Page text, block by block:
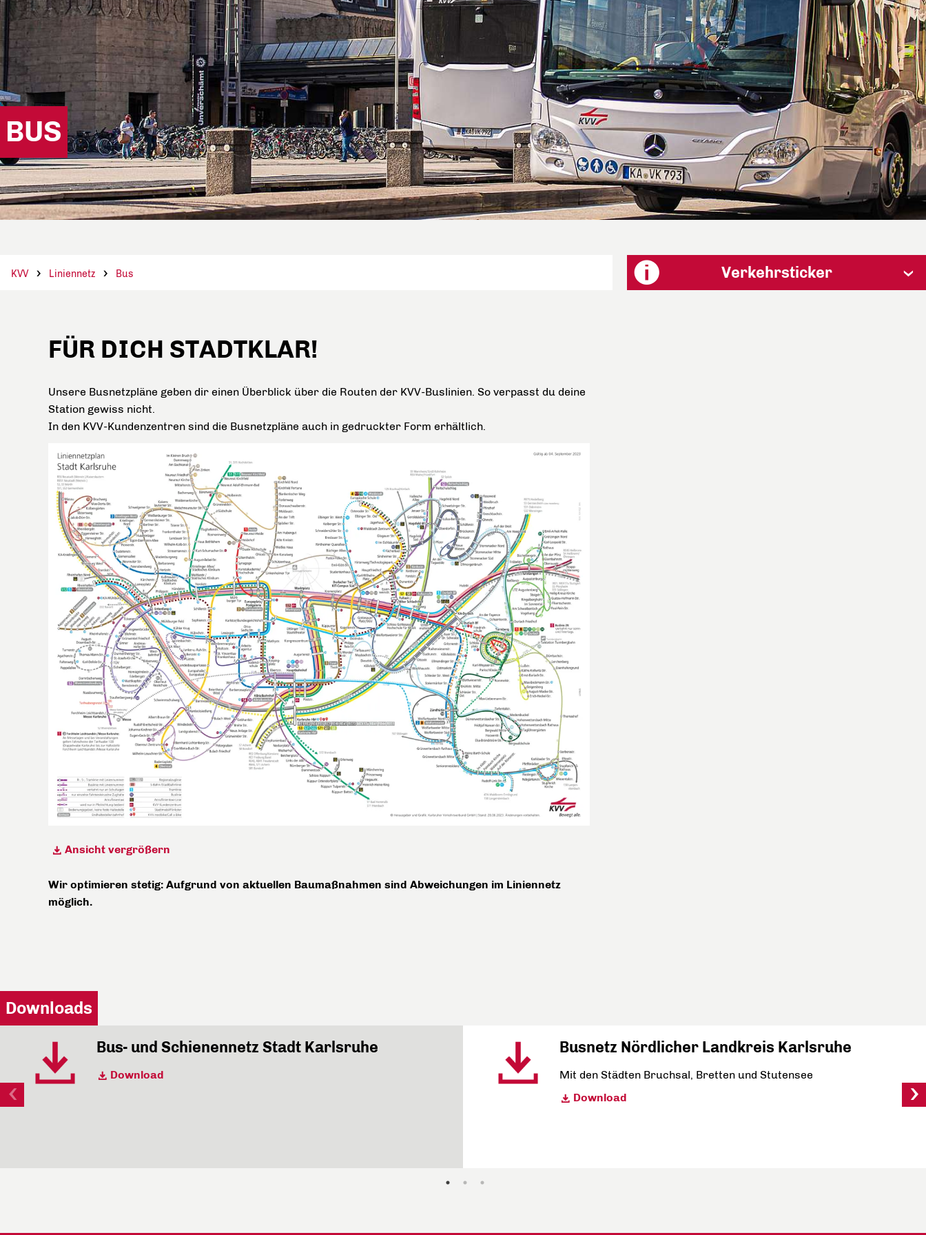
BUS
KVV Liniennetz Bus
FÜR DICH STADTKLAR!
Unsere Busnetzpläne geben dir einen Überblick über die Routen der KVV-Buslinien. So verpasst du deine
Station gewiss nicht.
In den KVV-Kundenzentren sind die Busnetzpläne auch in gedruckter Form erhältlich.
Ansicht vergrößern
Wir optimieren stetig: Aufgrund von aktuellen Baumaßnahmen sind Abweichungen im Liniennetz
möglich.
Verkehrsticker
Downloads
Bus- und Schienennetz Stadt Karlsruhe
Download
Busnetz Nördlicher Landkreis Karlsruhe
Mit den Städten Bruchsal, Bretten und Stutensee
Download